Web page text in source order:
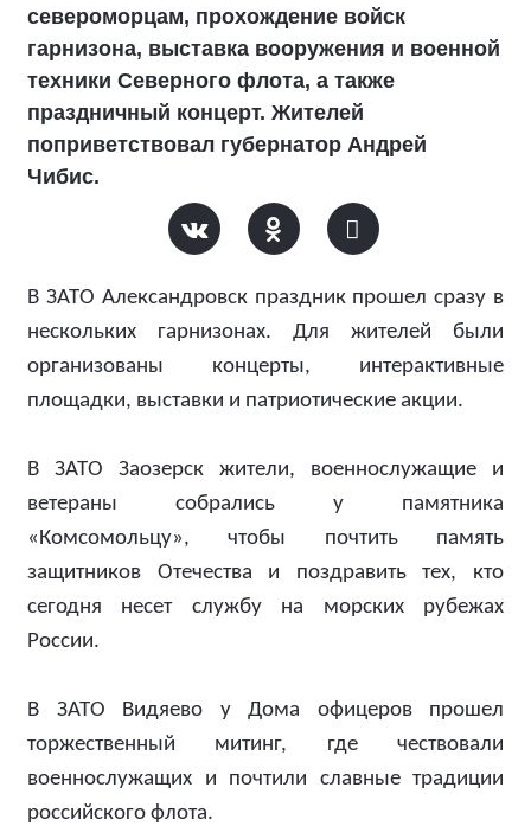
североморцам, прохождение войск
гарнизона, выставка вооружения и военной
техники Северного флота, а также
праздничный концерт. Жителей
поприветствовал губернатор Андрей
Чибис.
В ЗАТО Александровск праздник прошел сразу в
нескольких гарнизонах. Для жителей были
организованы концерты, интерактивные
площадки, выставки и патриотические акции.
В ЗАТО Заозерск жители, военнослужащие и
ветераны собрались у памятника
«Комсомольцу», чтобы почтить память
защитников Отечества и поздравить тех, кто
сегодня несет службу на морских рубежах
России.
В ЗАТО Видяево у Дома офицеров прошел
торжественный митинг, где чествовали
военнослужащих и почтили славные традиции
российского флота.